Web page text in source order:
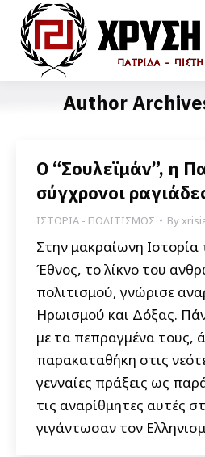
Author
Ο “Σουλεϊμάν”, η
σύγχρονοι
ΙΣΤΟΡΙΑ - ΠΟΛΙΤΙΣΜΟΣ By
Στην μακραίωνη Ιστορία
Έθνος, το λίκνο του
πολιτισμού, γνώρισε
Ηρωισμού και Δόξας.
με τα πεπραγμένα τους,
παρακαταθήκη στις
γενναίες πράξεις ως
τις αναρίθμητες αυτές
γιγάντωσαν τον